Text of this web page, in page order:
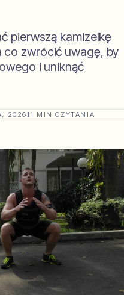
pierwszą kamizelkę
co zwrócić uwagę, by
i uniknąć
202611 MIN CZYTANIA